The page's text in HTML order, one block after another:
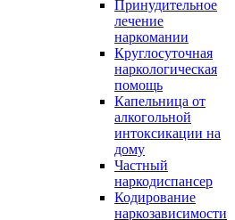
Принудительное
лечение
наркомании
Круглосуточная
наркологическая
помощь
Капельница от
алкогольной
интоксикации на
дому
Частный
наркодиспансер
Кодирование
наркозависимости